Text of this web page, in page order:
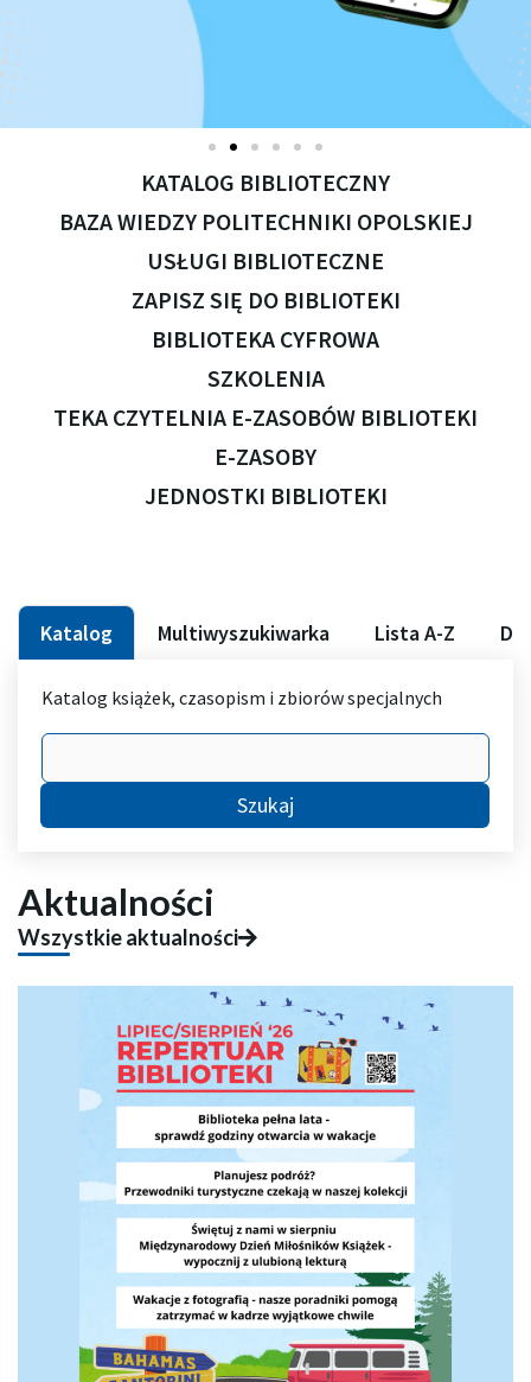
KATALOG BIBLIOTECZNY
BAZA WIEDZY POLITECHNIKI OPOLSKIEJ
USŁUGI BIBLIOTECZNE
ZAPISZ SIĘ DO BIBLIOTEKI
BIBLIOTEKA CYFROWA
SZKOLENIA
TEKA CZYTELNIA E-ZASOBÓW BIBLIOTEKI
E-ZASOBY
JEDNOSTKI BIBLIOTEKI
Katalog Multiwyszukiwarka Lista A-Z
Katalog książek, czasopism i zbiorów specjalnych
Szukaj
Aktualności
Wszystkie aktualności